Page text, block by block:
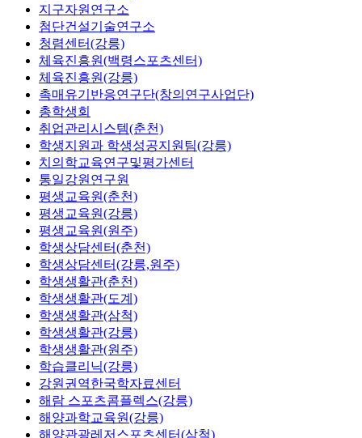
지구자원연구소
첨단건설기술연구소
청렴센터(강릉)
체육진흥원(백령스포츠센터)
체육진흥원(강릉)
촉매유기반응연구단(창의연구사업단)
총학생회
취업관리시스템(춘천)
학생지원과 학생성공지원팀(강릉)
치의학교육연구및평가센터
통일강원연구원
평생교육원(춘천)
평생교육원(강릉)
평생교육원(원주)
학생상담센터(춘천)
학생상담센터(강릉,원주)
학생생활관(춘천)
학생생활관(도계)
학생생활관(삼척)
학생생활관(강릉)
학생생활관(원주)
학습클리닉(강릉)
강원권역한국학자료센터
해람 스포츠콤플렉스(강릉)
해양과학교육원(강릉)
해양관광레저스포츠센터(삼척)